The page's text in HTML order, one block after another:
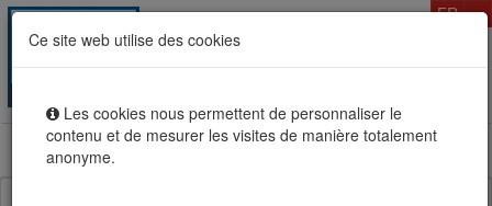
Ce site web utilise des cookies
Les cookies nous permettent de personnaliser le
contenu et de mesurer les visites de manière totalement
anonyme.
FR
Location vente immobilier à l'Ile Maurice, OFIM réseau